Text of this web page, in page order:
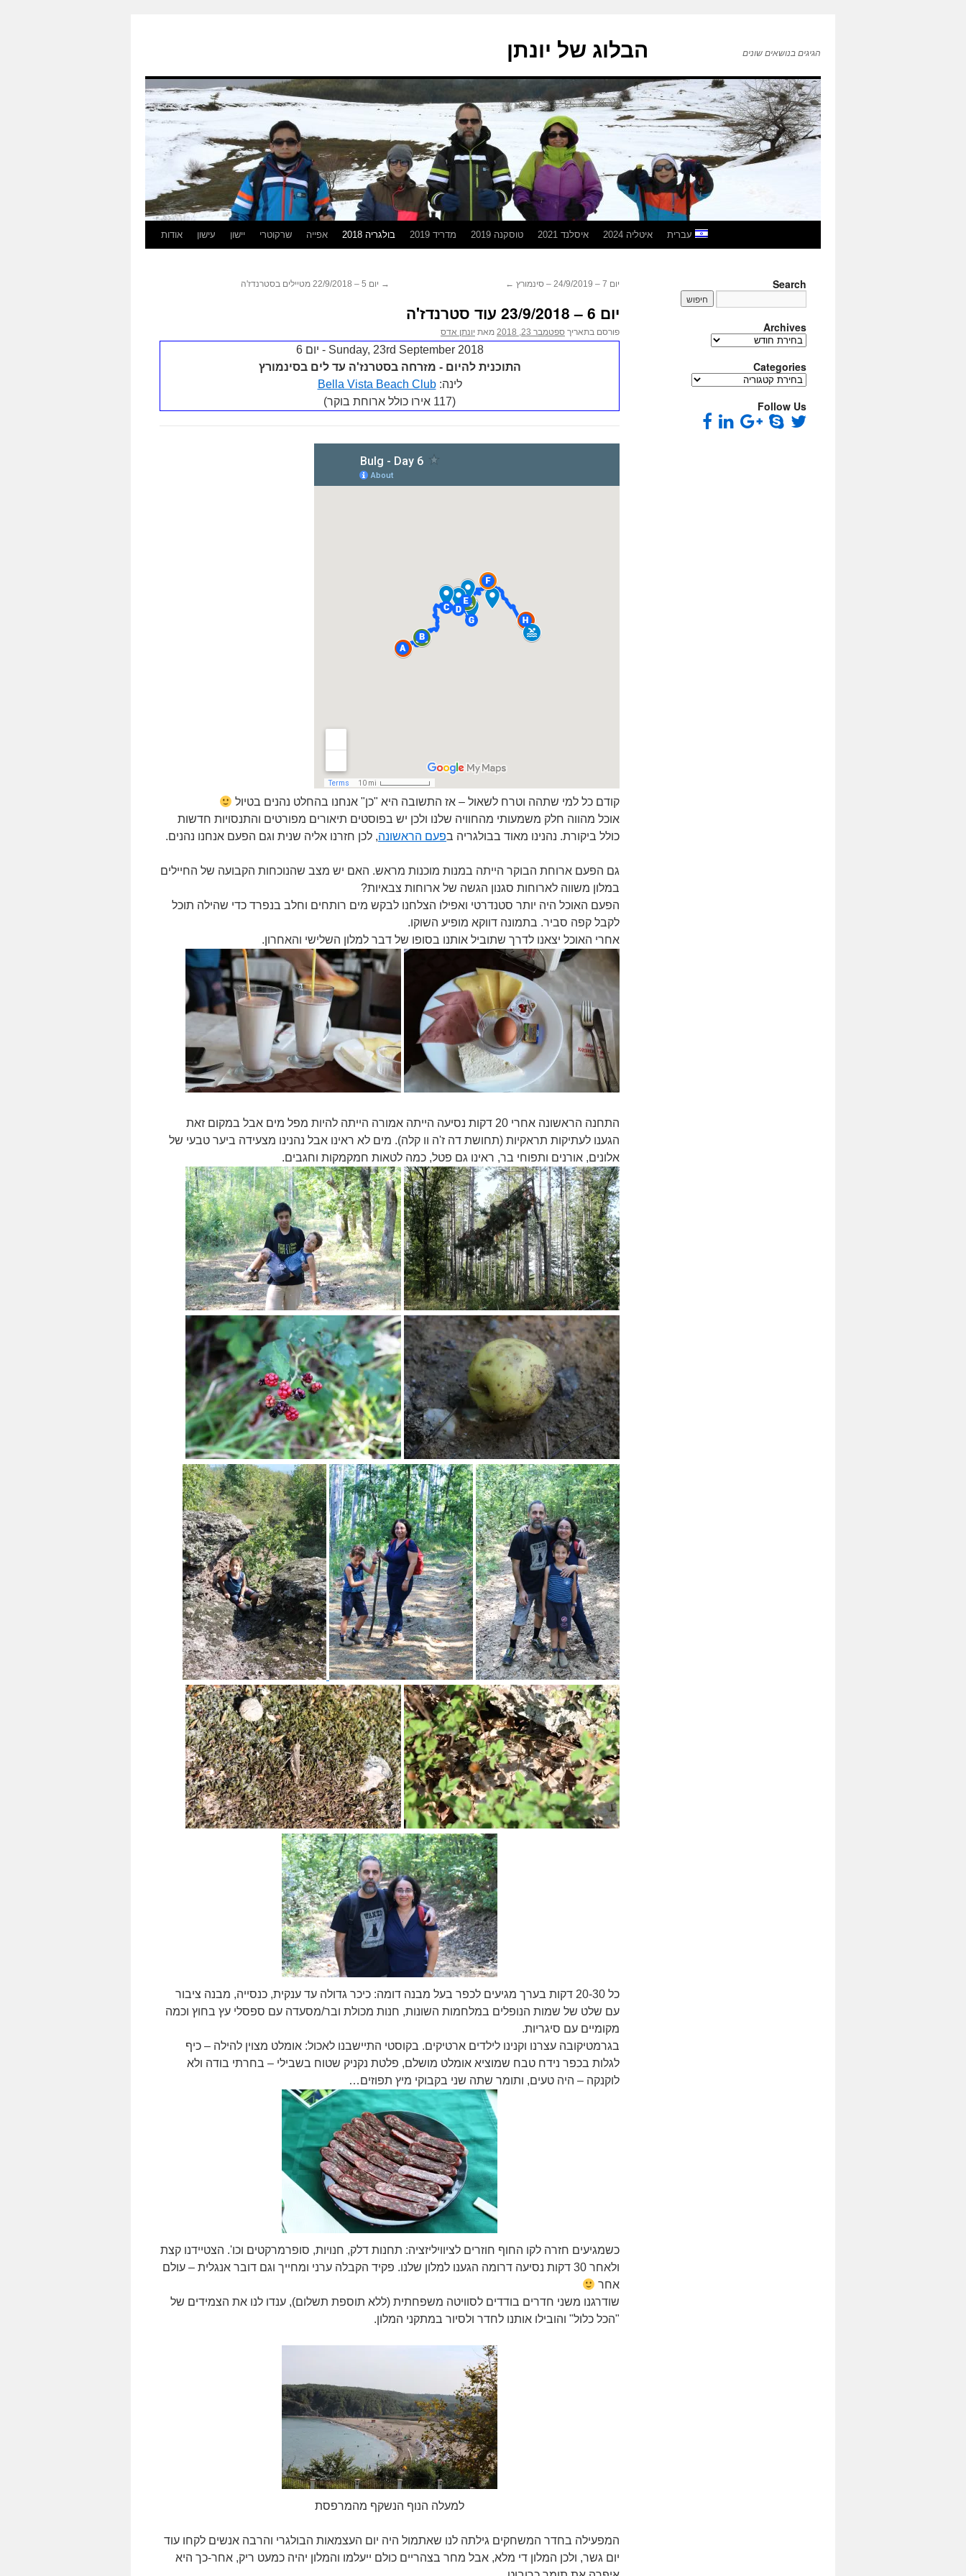
הבלוג של יונתן הגיגים בנושאים שונים
אודות עישון יישון שרקוטרי אפייה בולגריה 2018 מדריד 2019 טוסקנה 2019 איסלנד 2021 איטליה 2024 עברית
→ יום 5 – 22/9/2018 מטיילים בסטרנדז'ה יום 7 – 24/9/2019 – סינמורץ ←
יום 6 – 23/9/2018 עוד סטרנדז'ה
פורסם בתאריך ספטמבר 23, 2018 מאת יונתן אדס
Sunday, 23rd September 2018 - יום 6
התוכנית להיום - מזרחה בסטרנז'ה עד לים בסינמורץ
לינה:Bella Vista Beach Club
(117 אירו כולל ארוחת בוקר)
קודם כל למי שתהה וטרח לשאול – אז התשובה היא "כן" אנחנו בהחלט נהנים בטיול
אוכל מהווה חלק משמעותי מהחוויה שלנו ולכן יש בפוסטים תיאורים מפורטים והתנסויות חדשות
כולל ביקורת. נהנינו מאוד בבולגריה בפעם הראשונה, לכן חזרנו אליה שנית וגם הפעם אנחנו נהנים.
גם הפעם ארוחת הבוקר הייתה במנות מוכנות מראש. האם יש מצב שהנוכחות הקבועה של החיילים
במלון משווה לארוחות סגנון הגשה של ארוחות צבאיות?
הפעם האוכל היה יותר סטנדרטי ואפילו הצלחנו לבקש מים רותחים וחלב בנפרד כדי שהילה תוכל
לקבל קפה סביר. בתמונה דווקא מופיע השוקו.
אחרי האוכל יצאנו לדרך שתוביל אותנו בסופו של דבר למלון השלישי והאחרון.
התחנה הראשונה אחרי 20 דקות נסיעה הייתה אמורה הייתה להיות מפל מים אבל במקום זאת
הגענו לעתיקות תראקיות (תחושת דה ז'ה וו קלה). מים לא ראינו אבל נהנינו מצעידה ביער טבעי של
אלונים, אורנים ותפוחי בר, ראינו גם פטל, כמה לטאות חמקמקות וחגבים.
כל 20-30 דקות בערך מגיעים לכפר בעל מבנה דומה: כיכר גדולה עד ענקית, כנסייה, מבנה ציבור
עם שלט של שמות הנופלים במלחמות השונות, חנות מכולת ובר/מסעדה עם ספסלי עץ בחוץ וכמה
מקומיים עם סיגריות.
בגרמטיקובה עצרנו וקנינו לילדים ארטיקים. בקוסטי התיישבנו לאכול: אומלט מצוין להילה – כיף
לגלות בכפר נידח טבח שמוציא אומלט מושלם, פלטת נקניק שטוח בשבילי – בחרתי בודה ולא
לוקנקה – היה טעים, ותומר שתה שני בקבוקי מיץ תפוזים…
כשמגיעים חזרה לקו החוף חוזרים לציוויליזציה: תחנות דלק, חנויות, סופרמרקטים וכו'. הצטיידנו קצת
ולאחר 30 דקות נסיעה דרומה הגענו למלון שלנו. פקיד הקבלה ערני ומחייך וגם דובר אנגלית – עולם
אחר
שודרגנו משני חדרים בודדים לסוויטה משפחתית (ללא תוספת תשלום), ענדו לנו את הצמידים של
"הכל כלול" והובילו אותנו לחדר ולסיור במתקני המלון.
למעלה הנוף הנשקף מהמרפסת
המפעילה בחדר המשחקים גילתה לנו שאתמול היה יום העצמאות הבולגרי והרבה אנשים לקחו עוד
יום גשר, ולכן המלון די מלא, אבל מחר בצהריים כולם ייעלמו והמלון יהיה כמעט ריק, אחר-כך היא
Search
Archives
Archives
Categories
Categories
Follow Us